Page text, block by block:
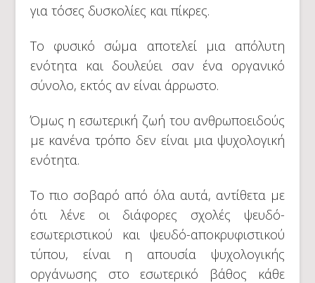
για τόσες δυσκολίες και πίκρες.
Το φυσικό σώμα αποτελεί μια απόλυτη
ενότητα και δουλεύει σαν ένα οργανικό
σύνολο, εκτός αν είναι άρρωστο.
Όμως η εσωτερική ζωή του ανθρωποειδούς
με κανένα τρόπο δεν είναι μια ψυχολογική
ενότητα.
Το πιο σοβαρό από όλα αυτά, αντίθετα με
ότι λένε οι διάφορες σχολές ψευδό-
εσωτεριστικού και ψευδό-αποκρυφιστικού
τύπου, είναι η απουσία ψυχολογικής
οργάνωσης στο εσωτερικό βάθος κάθε